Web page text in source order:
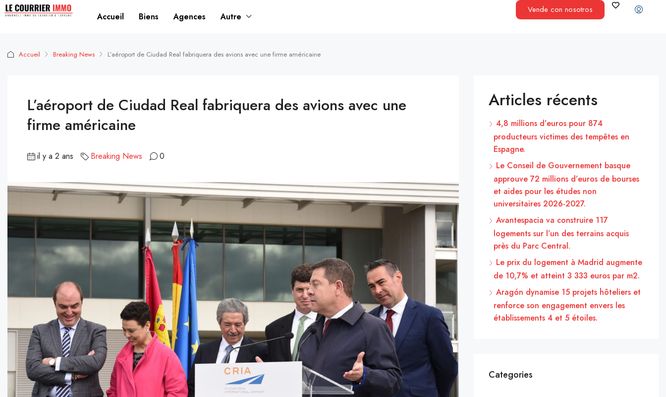
Accueil Biens Agences Autre
Vende con nosotros
Accueil Breaking News L’aéroport de Ciudad Real fabriquera des avions avec une firme américaine
L’aéroport de Ciudad Real fabriquera des avions avec une
firme américaine
il y a 2 ans Breaking News 0
Articles récents
4,8 millions d’euros pour 874
producteurs victimes des tempêtes en
Espagne.
Le Conseil de Gouvernement basque
approuve 72 millions d’euros de bourses
et aides pour les études non
universitaires 2026-2027.
Avantespacia va construire 117
logements sur l’un des terrains acquis
près du Parc Central.
Le prix du logement à Madrid augmente
de 10,7% et atteint 3 333 euros par m2.
Aragón dynamise 15 projets hôteliers et
renforce son engagement envers les
établissements 4 et 5 étoiles.
Categories